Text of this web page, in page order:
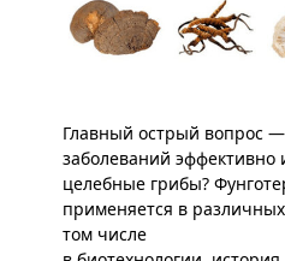
Главный острый вопрос
заболеваний эффективно
целебные грибы?
применяется в
том числе